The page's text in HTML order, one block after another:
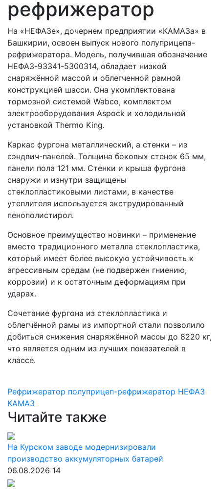
рефрижератор
На «НЕФАЗе», дочернем предприятии «КАМАЗа» в
Башкирии, освоен выпуск нового полуприцепа-
рефрижератора. Модель, получившая обозначение
НЕФАЗ-93341-5300314, обладает низкой
снаряжённой массой и облегченной рамной
конструкцией шасси. Она укомплектована
тормозной системой Wabco, комплектом
электрооборудования Aspock и холодильной
установкой Thermo King.
Каркас фургона металлический, а стенки – из
сэндвич-панелей. Толщина боковых стенок 65 мм,
панели пола 121 мм. Стенки и крыша фургона
снаружи и изнутри защищены
стеклопластиковыми листами, в качестве
утеплителя используется экструдированный
пенополистирол.
Основное преимущество новинки – применение
вместо традиционного металла стеклопластика,
который имеет более высокую устойчивость к
агрессивным средам (не подвержен гниению,
коррозии) и к остаточным деформациям при
ударах.
Сочетание фургона из стеклопластика и
облегчённой рамы из импортной стали позволило
добиться снижения снаряжённой массы до 8220 кг,
что является одним из лучших показателей в
классе.
Рефрижератор полуприцеп-рефрижератор НЕФАЗ
КАМАЗ
Читайте также
На Курском заводе модернизировали
производство аккумуляторных батарей
06.08.2026 14